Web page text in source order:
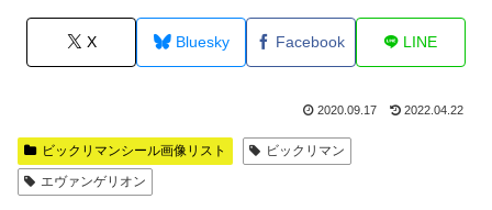
X Bluesky Facebook LINE
2020.09.17 2022.04.22
ビックリマンシール画像リスト
ビックリマン
エヴァンゲリオン